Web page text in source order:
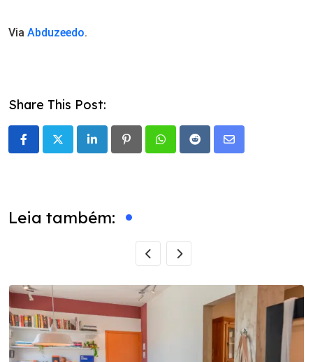
Via Abduzeedo.
Share This Post:
LinkedIn PinterestWhatsappRedditShare
Leia também: